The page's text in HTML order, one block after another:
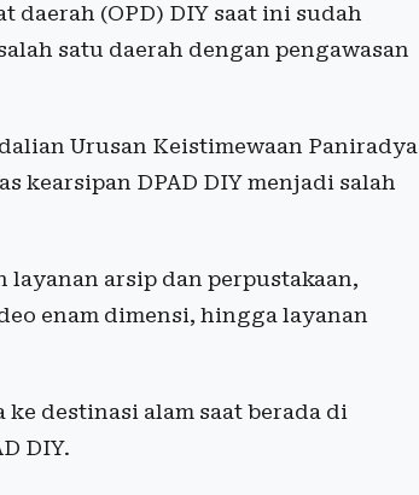
daerah (OPD) DIY saat ini sudah
satu daerah dengan pengawasan
Urusan Keistimewaan Paniradya
kearsipan DPAD DIY menjadi salah
arsip dan perpustakaan,
enam dimensi, hingga layanan
destinasi alam saat berada di
DIY.